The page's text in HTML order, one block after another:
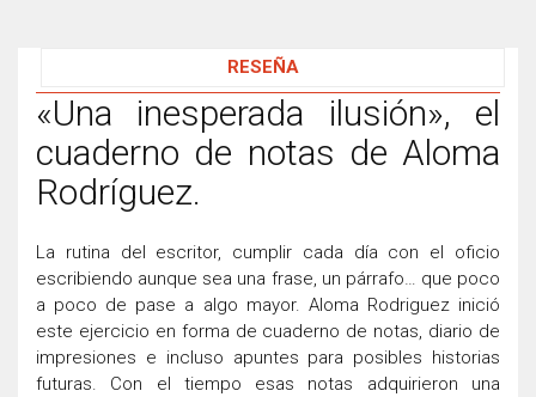
RESEÑA
«Una inesperada ilusión», el
cuaderno de notas de Aloma
Rodríguez.
La rutina del escritor, cumplir cada día con el oficio
escribiendo aunque sea una frase, un párrafo… que poco
a poco de pase a algo mayor. Aloma Rodriguez inició
este ejercicio en forma de cuaderno de notas, diario de
impresiones e incluso apuntes para posibles historias
futuras. Con el tiempo esas notas adquirieron una